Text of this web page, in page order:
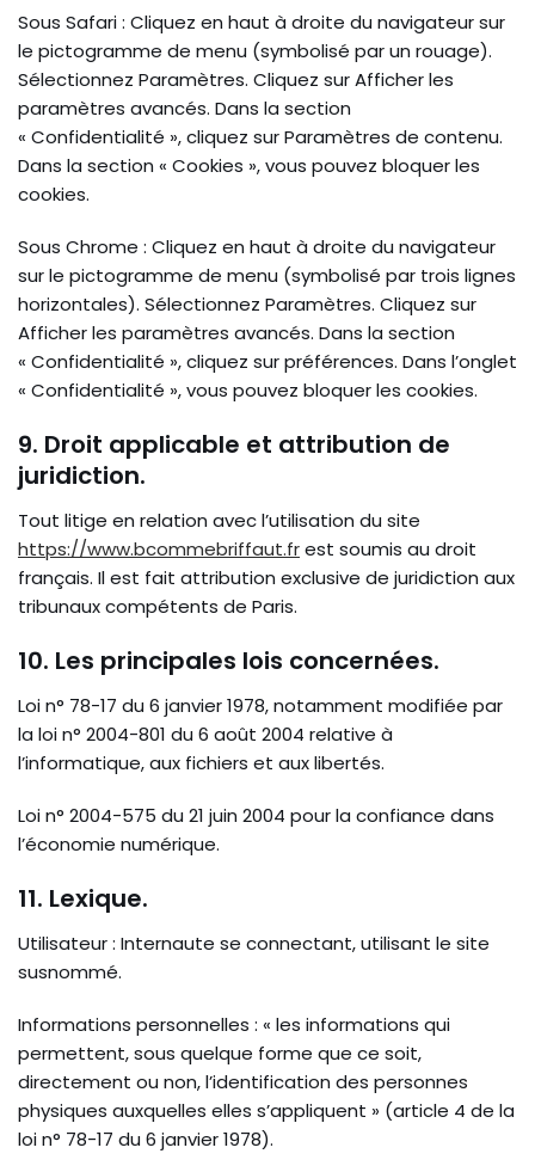
Sous Safari : Cliquez en haut à droite du navigateur sur
le pictogramme de menu (symbolisé par un rouage).
Sélectionnez Paramètres. Cliquez sur Afficher les
paramètres avancés. Dans la section
« Confidentialité », cliquez sur Paramètres de contenu.
Dans la section « Cookies », vous pouvez bloquer les
cookies.
Sous Chrome : Cliquez en haut à droite du navigateur
sur le pictogramme de menu (symbolisé par trois lignes
horizontales). Sélectionnez Paramètres. Cliquez sur
Afficher les paramètres avancés. Dans la section
« Confidentialité », cliquez sur préférences. Dans l’onglet
« Confidentialité », vous pouvez bloquer les cookies.
9. Droit applicable et attribution de
juridiction.
Tout litige en relation avec l’utilisation du site
https://www.bcommebriffaut.frest soumis au droit
français. Il est fait attribution exclusive de juridiction aux
tribunaux compétents de Paris.
10. Les principales lois concernées.
Loi n° 78-17 du 6 janvier 1978, notamment modifiée par
la loi n° 2004-801 du 6 août 2004 relative à
l’informatique, aux fichiers et aux libertés.
Loi n° 2004-575 du 21 juin 2004 pour la confiance dans
l’économie numérique.
11. Lexique.
Utilisateur : Internaute se connectant, utilisant le site
susnommé.
Informations personnelles : « les informations qui
permettent, sous quelque forme que ce soit,
directement ou non, l’identification des personnes
physiques auxquelles elles s’appliquent » (article 4 de la
loi n° 78-17 du 6 janvier 1978).